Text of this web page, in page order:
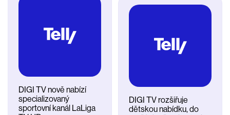
DIGI TV nově nabízí
specializovaný
sportovní kanál LaLiga
DIGI TV rozšiřuje
dětskou nabídku, do